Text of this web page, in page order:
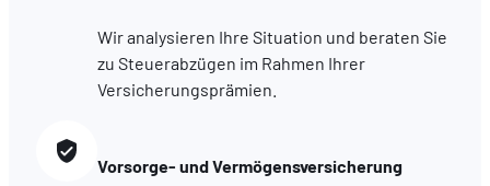
hébergé sur un site externe.
Wir analysieren Ihre Situation und beraten Sie
zu Steuerabzügen im Rahmen Ihrer
Versicherungsprämien.
Vorsorge- und Vermögensversicherung